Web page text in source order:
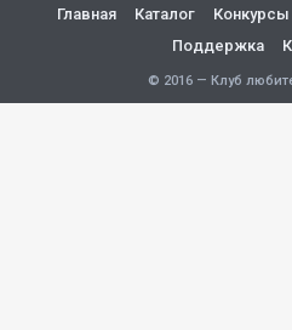
Главная Каталог Конкурсы
Поддержка
© 2016 — Клуб